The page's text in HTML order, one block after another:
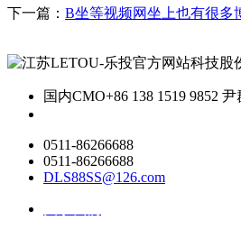
下一篇： B坐等视频网坐上也有很多
国内CMO+86 138 1519 9852
0511-86266688
0511-86266688
DLS88SS@126.com